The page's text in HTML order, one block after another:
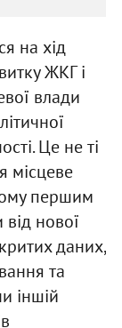
на хід
ЖКГ і
влади
Це не ті
місцеве
першим
нової
даних,
та
іншій